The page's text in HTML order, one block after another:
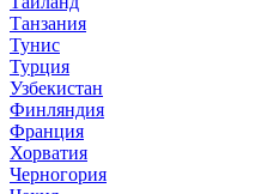
Танзания
Тунис
Турция
Узбекистан
Финляндия
Франция
Хорватия
Черногория